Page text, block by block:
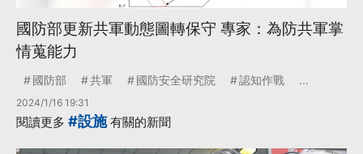
國防部更新共軍動態圖轉保守 專家：為防共軍掌
情蒐能力
國防部 共軍 國防安全研究院 認知作戰 ...
2024/1/16 19:31
閱讀更多 #設施有關的新聞